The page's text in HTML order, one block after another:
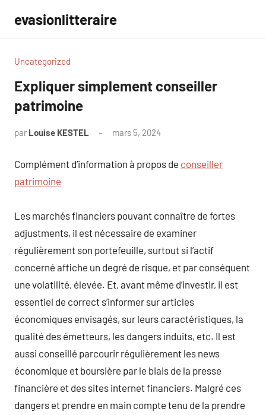
contenu
evasionlitteraire
Uncategorized
Expliquer simplement conseiller
patrimoine
par Louise KESTEL mars 5, 2024
Complément d’information à propos de conseiller
patrimoine
Les marchés financiers pouvant connaître de fortes
adjustments, il est nécessaire de examiner
régulièrement son portefeuille, surtout si l’actif
concerné affiche un degré de risque, et par conséquent
une volatilité, élevée. Et, avant même d’investir, il est
essentiel de correct s’informer sur articles
économiques envisagés, sur leurs caractéristiques, la
qualité des émetteurs, les dangers induits, etc. Il est
aussi conseillé parcourir régulièrement les news
économique et boursière par le biais de la presse
financière et des sites internet financiers. Malgré ces
dangers et prendre en main compte tenu de la prendre